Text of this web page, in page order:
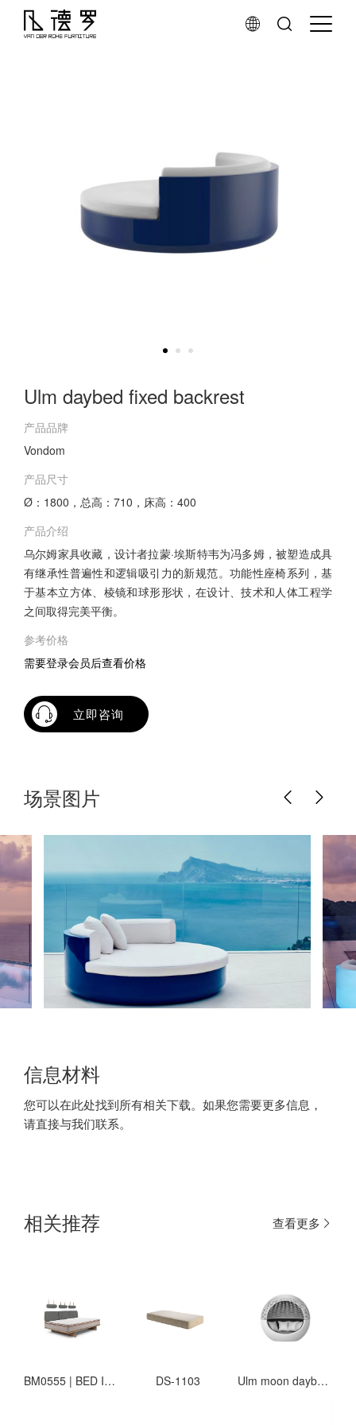
Ulm daybed fixed backrest
产品品牌
Vondom
产品尺寸
Ø：1800，总高：710，床高：400
产品介绍
乌尔姆家具收藏，设计者拉蒙·埃斯特韦为冯多姆，被塑造成具
有继承性普遍性和逻辑吸引力的新规范。功能性座椅系列，基
于基本立方体、棱镜和球形形状，在设计、技术和人体工程学
之间取得完美平衡。
参考价格
需要登录会员后查看价格
立即咨询
场景图片
信息材料
您可以在此处找到所有相关下载。如果您需要更多信息，
请直接与我们联系。
相关推荐 查看更多
BM0555 | BED I 210X160 I SIDE TO WALL DS-1103 Ulm moon daybed with woven rope parasol